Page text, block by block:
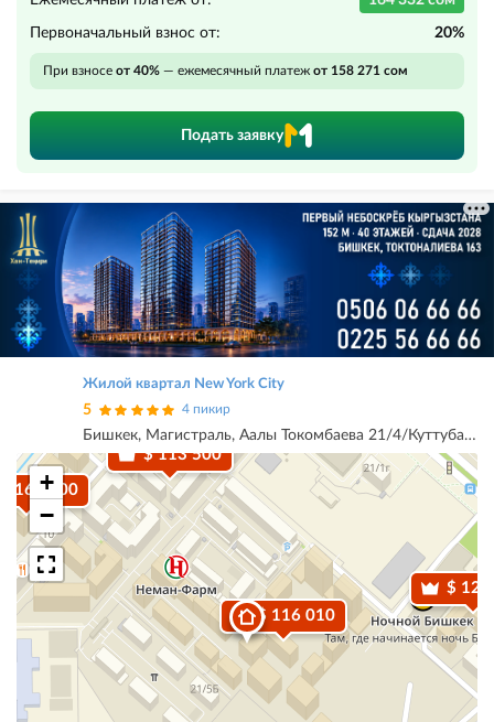
Первоначальный взнос от: 20%
При взносе от 40% — ежемесячный платеж от 158 271 сом
Подать заявку
Жилой квартал New York City
5 4 пикир
Бишкек, Магистраль, Аалы Токомбаева 21/4/Куттубаева
$ 113 500
$ 116 010
$ 127
$ 169 000
+
−